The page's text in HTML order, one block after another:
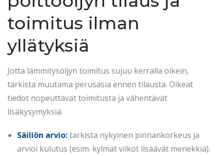
toimitus ilman
yllätyksiä
Jotta lämmitysöljyn toimitus sujuu kerralla oikein,
tarkista muutama perusasia ennen tilausta. Oikeat
tiedot nopeuttavat toimitusta ja vähentävät
lisäkysymyksiä.
Säiliön arvio:tarkista nykyinen pinnankorkeus ja
arvioi kulutus (esim. kylmät viikot lisäävät menekkiä).